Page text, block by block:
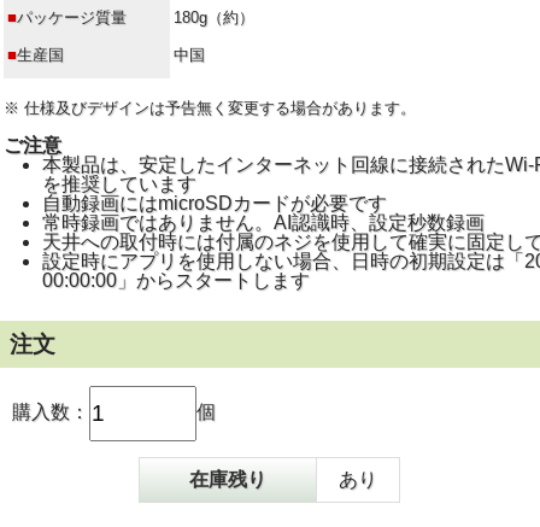
■パッケージ質量 180g（約）
■生産国 中国
※ 仕様及びデザインは予告無く変更する場合があります。
ご注意
本製品は、安定したインターネット回線に接続された
を推奨しています
自動録画にはmicroSDカードが必要です
常時録画ではありません。AI認識時、設定秒数録画
天井への取付時には付属のネジを使用して確実に固定し
設定時にアプリを使用しない場合、日時の初期設定は「
00:00:00」からスタートします
注文
購入数： 個
在庫残り あり